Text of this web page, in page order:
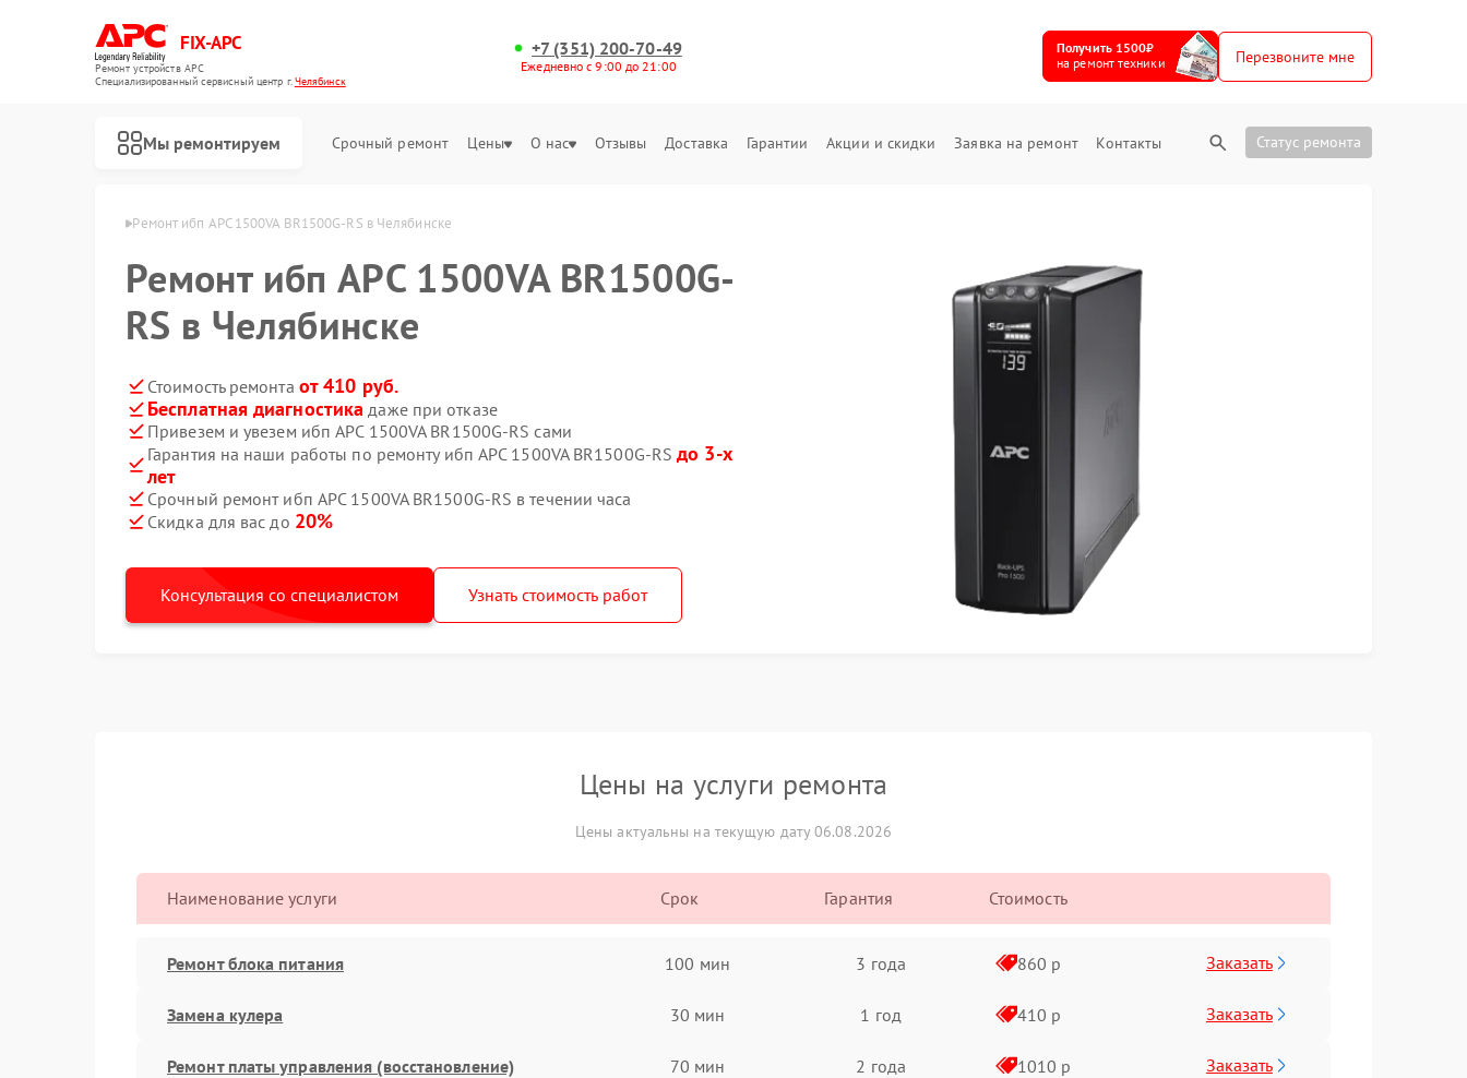
FIX-APC
Ремонт устройств APC
Специализированный cервисный центр г.Челябинск
+7 (351) 200-70-49
Ежедневно с 9:00 до 21:00
Получить 1500₽
на ремонт техники
Перезвоните мне
Мы ремонтируем Срочный ремонт Цены О нас Отзывы Доставка Гарантии Акции и скидки Заявка на ремонт Контакты Статус ремонта
APC в Челябинске Ремонт ибп APC 1500VA BR1500G-RS в Челябинске
Ремонт ибп APC 1500VA BR1500G-
RS в Челябинске
Стоимость ремонта от 410 руб.
Бесплатная диагностика даже при отказе
Привезем и увезем ибп APC 1500VA BR1500G-RS сами
Гарантия на наши работы по ремонту ибп APC 1500VA BR1500G-RSдо 3-х
лет
Срочный ремонт ибп APC 1500VA BR1500G-RS в течении часа
Скидка для вас до 20%
Консультация со специалистом Узнать стоимость работ
Цены на услуги ремонта
Цены актуальны на текущую дату 06.08.2026
Наименование услуги Срок Гарантия Стоимость
Ремонт блока питания 100 мин 3 года 860 р Заказать
Замена кулера 30 мин 1 год 410 р Заказать
Ремонт платы управления (восстановление) 70 мин 2 года 1010 р Заказать